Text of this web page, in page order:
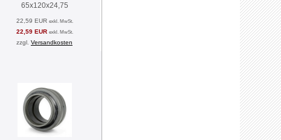
65x120x24,75
22,59 EUR exkl. MwSt.
22,59 EUR exkl. MwSt.
zzgl. Versandkosten